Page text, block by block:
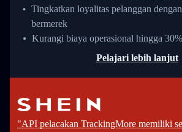
Tingkatkan loyalitas pelanggan
bermerek
Kurangi biaya operasional hingga 30%
Pelajari lebih lanjut
"API pelacakan TrackingMore memiliki